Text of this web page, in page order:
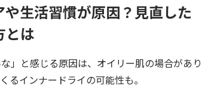
生活習慣が原因？見直した
とは
」と感じる原因は、オイリー肌の場合があり
るインナードライの可能性も。